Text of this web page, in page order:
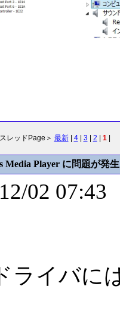
レッドPage＞ 最新| 4| 3 2 1|
Player に問題が発生
02 07:43
ライバに